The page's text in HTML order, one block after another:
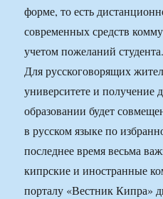
форме, то есть
современных средств
учетом пожеланий
Для русскоговорящих
университете и
образовании будет
в русском языке по
последнее время весьма
кипрские и иностранные
порталу «Вестник Кипра»